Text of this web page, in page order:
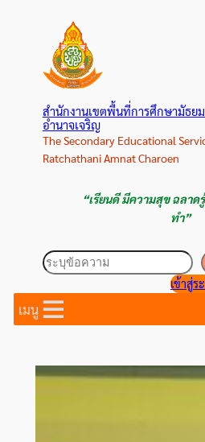
สำนักงานเขตพื้นที่การศึกษามัธย
อำนาจเจริญ
The Secondary Educational
Ratchathani Amnat Charoen
“เรียนดี มีความสุข ฉลาด
ทำ”
ค้นหา
เข้าสู่ร
เมนู